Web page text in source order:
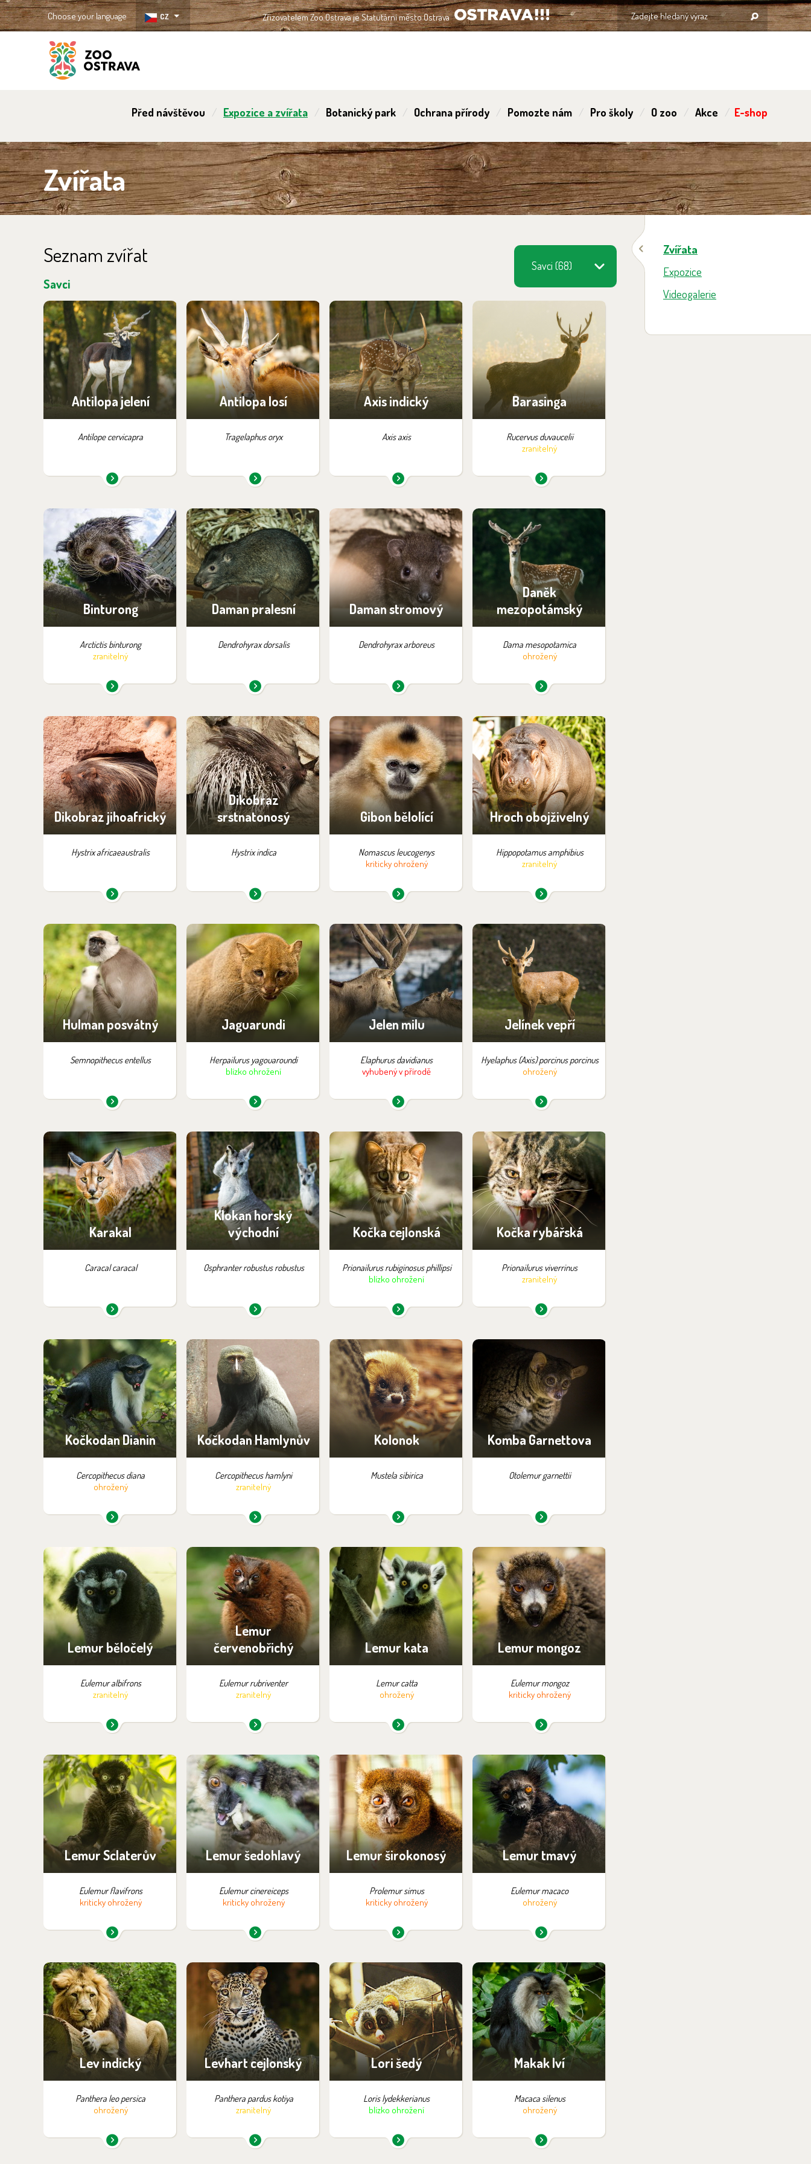
Zřizovatelem Zoo Ostrava je Statutární město Ostrava
OSTRAVA!!!
Choose your language CZ
Před návštěvou Expozice a zvířata Botanický park Ochrana přírody Pomozte nám Pro školy O zoo Akce E-shop
Zvířata
Seznam zvířat Savci (68)
Savci
Antilopa jelení
Antilope cervicapra
Najdete je v expozici:
Safari
Antilopa losí
Tragelaphus oryx
Najdete je v expozici:
Africká zvířata
Safari
Axis indický
Axis axis
Najdete je v expozici:
Safari
Barasinga
Rucervus duvaucelii
zranitelný
Najdete je v expozici:
Safari
Binturong
Arctictis binturong
zranitelný
Najdete je v expozici:
Čitván
Indické šelmy
Daman pralesní
Dendrohyrax dorsalis
Najdete je v expozici:
Pavilon evoluce
Noční Tanganika
Daman stromový
Dendrohyrax arboreus
Najdete je v expozici:
Noční Tanganika
Daněk
mezopotámský
Dama mesopotamica
ohrožený
Najdete je v expozici:
Safari
Dikobraz jihoafrický
Hystrix africaeaustralis
Najdete je v expozici:
Tsavo
Dikobraz
srstnatonosý
Hystrix indica
Najdete je v expozici:
Dikobrazi
Gibon bělolící
Nomascus leucogenys
kriticky ohrožený
Najdete je v expozici:
Vadtha ni
Hroch obojživelný
Hippopotamus amphibius
zranitelný
Najdete je v expozici:
Tanganika
Hulman posvátný
Semnopithecus entellus
Najdete je v expozici:
Čitván
Jaguarundi
Herpailurus yagouaroundi
blízko ohrožení
Najdete je v expozici:
Jižní Amerika
Jelen milu
Elaphurus davidianus
vyhubený v přírodě
Najdete je v expozici:
Velcí jeleni
Jelínek vepří
Hyelaphus (Axis) porcinus porcinus
ohrožený
Najdete je v expozici:
Vadtha ni
Safari
Karakal
Caracal caracal
Najdete je v expozici:
Kočkovité šelmy
Klokan horský
východní
Osphranter robustus robustus
Najdete je v expozici:
Zázemí – bez možnosti
návštěvy
Kočka cejlonská
Prionailurus rubiginosus phillipsi
blízko ohrožení
Najdete je v expozici:
Indické šelmy
Kočka rybářská
Prionailurus viverrinus
zranitelný
Najdete je v expozici:
Indické šelmy
Kočkodan Dianin
Cercopithecus diana
ohrožený
Najdete je v expozici:
Pavilon evoluce
Kočkodan Hamlynův
Cercopithecus hamlyni
zranitelný
Najdete je v expozici:
Zázemí – bez možnosti
návštěvy
Kolonok
Mustela sibirica
Najdete je v expozici:
Vadtha ni
Komba Garnettova
Otolemur garnettii
Najdete je v expozici:
Noční Tanganika
Lemur běločelý
Eulemur albifrons
zranitelný
Najdete je v expozici:
Ráj lemurů
Lemur
červenobřichý
Eulemur rubriventer
zranitelný
Najdete je v expozici:
Ráj lemurů
Lemur kata
Lemur catta
ohrožený
Najdete je v expozici:
Ráj lemurů
Lemur mongoz
Eulemur mongoz
kriticky ohrožený
Najdete je v expozici:
Ostrovy lemurů
Lemur Sclaterův
Eulemur flavifrons
kriticky ohrožený
Najdete je v expozici:
Zázemí – bez možnosti
návštěvy
Lemur šedohlavý
Eulemur cinereiceps
kriticky ohrožený
Najdete je v expozici:
Zázemí – bez možnosti
návštěvy
Lemur širokonosý
Prolemur simus
kriticky ohrožený
Najdete je v expozici:
Zázemí – bez možnosti
návštěvy
Lemur tmavý
Eulemur macaco
ohrožený
Najdete je v expozici:
Zázemí – bez možnosti
návštěvy
Lev indický
Panthera leo persica
ohrožený
Najdete je v expozici:
Indické šelmy
Levhart cejlonský
Panthera pardus kotiya
zranitelný
Najdete je v expozici:
Indické šelmy
Lori šedý
Loris lydekkerianus
blízko ohrožení
Najdete je v expozici:
Wanderu
Makak lví
Macaca silenus
ohrožený
Najdete je v expozici:
Wanderu
Zvířata
Expozice
Videogalerie